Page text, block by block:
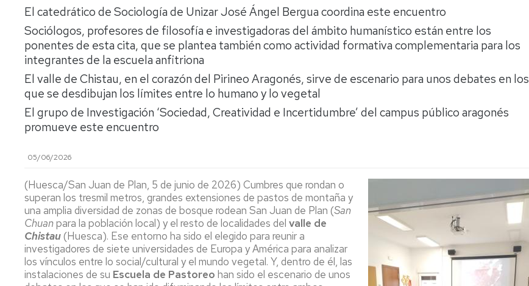
referencia/Normativa
Get
to
know
la
Experiencia
en
el
Campus
de
Huesca
Internacionalización
Cultura,
Comunicación
Imagen
Actividades
Culturales
Comunicación
e
imagen
Actividades
e
instalaciones
y
comunicaciones
Servicio
de
Mantenimiento
Conserjería
y
Servicios
jóvenes
El catedrático de Sociología de Unizar José Ángel Bergua coordina este encuentro
Sociólogos, profesores de filosofía e investigadoras del ámbito humanístico están entre los
ponentes de esta cita, que se plantea también como actividad formativa complementaria para los
integrantes de la escuela anfitriona
El valle de Chistau, en el corazón del Pirineo Aragonés, sirve de escenario para unos debates en los
que se desdibujan los límites entre lo humano y lo vegetal
El grupo de Investigación ‘Sociedad, Creatividad e Incertidumbre’ del campus público aragonés
promueve este encuentro
05/06/2026
(Huesca/San Juan de Plan, 5 de junio de 2026) Cumbres que rondan o
superan los tresmil metros, grandes extensiones de pastos de montaña y
una amplia diversidad de zonas de bosque rodean San Juan de Plan (San
Chuanpara la población local) y el resto de localidades del valle de
Chistau(Huesca). Ese entorno ha sido el elegido para reunir a
investigadores de siete universidades de Europa y América para analizar
los vínculos entre lo social/cultural y el mundo vegetal. Y, dentro de él, las
instalaciones de su Escuela de Pastoreo han sido el escenario de unos